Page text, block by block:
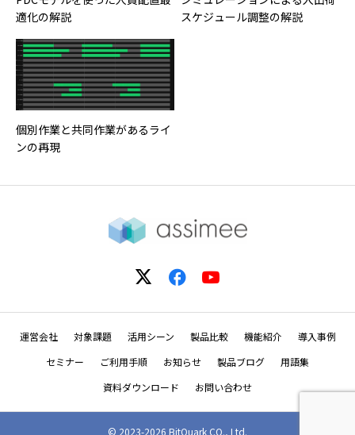
適化の解説
スケジュール調整の解説
個別作業と共同作業があるライ
ンの再現
運営会社 対象課題 活用シーン 製品比較 機能紹介
導入事例
セミナー
ご利用手順 お知らせ 製品ブログ
用語集
資料ダウンロード
お問い合わせ
© 2023-2026 BitQuark CO., Ltd.